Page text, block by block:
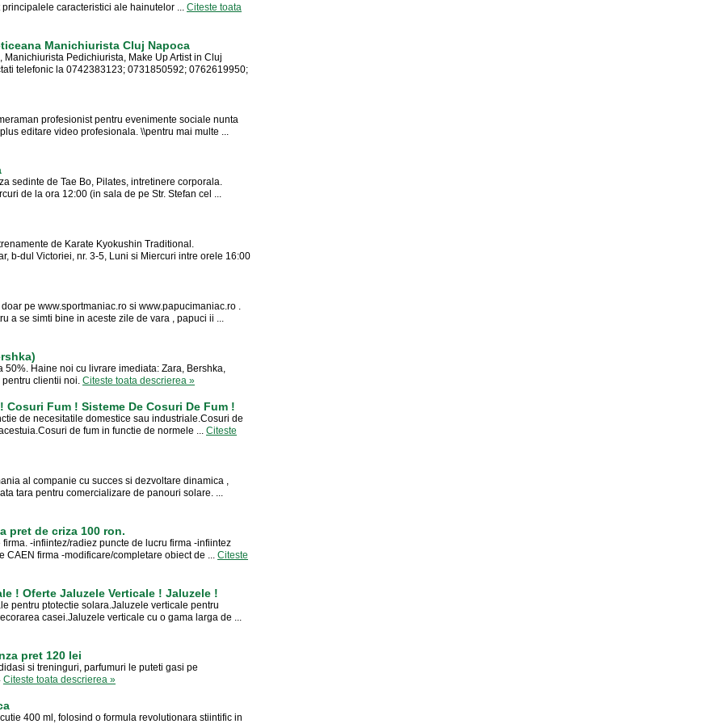
caracteristici ale hainutelor ... Citeste toata
Manichiurista Cluj Napoca
Pedichiurista, Make Up Artist in Cluj
telefonic la 0742383123; 0731850592; 0762619950;
profesionist pentru evenimente sociale nunta
editare video profesionala. \\pentru mai multe ...
sedinte de Tae Bo, Pilates, intretinere corporala.
de la ora 12:00 (in sala de pe Str. Stefan cel ...
de Karate Kyokushin Traditional.
b-dul Victoriei, nr. 3-5, Luni si Miercuri intre orele 16:00
pe www.sportmaniac.ro si www.papucimaniac.ro .
a se simti bine in aceste zile de vara , papuci ii ...
Haine noi cu livrare imediata: Zara, Bershka,
pentru clientii noi. Citeste toata descrierea »
Fum ! Sisteme De Cosuri De Fum !
de necesitatile domestice sau industriale.Cosuri de
de fum in functie de normele ... Citeste
al companie cu succes si dezvoltare dinamica ,
tara pentru comercializare de panouri solare. ...
pret de criza 100 ron.
-infiintez/radiez puncte de lucru firma -infiintez
CAEN firma -modificare/completare obiect de ... Citeste
! Oferte Jaluzele Verticale ! Jaluzele !
pentru ptotectie solara.Jaluzele verticale pentru
casei.Jaluzele verticale cu o gama larga de ...
pret 120 lei
si treninguri, parfumuri le puteti gasi pe
Citeste toata descrierea »
400 ml, folosind o formula revolutionara stiintific in